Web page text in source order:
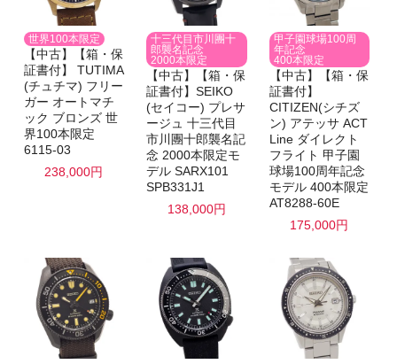
世界100本限定
【中古】【箱・保
証書付】 TUTIMA
(チュチマ) フリー
ガー オートマチ
ック ブロンズ 世
界100本限定
6115-03
238,000円
十三代目市川團十
郎襲名記念
2000本限定
【中古】【箱・保
証書付】SEIKO
(セイコー) プレサ
ージュ 十三代目
市川團十郎襲名記
念 2000本限定モ
デル SARX101
SPB331J1
138,000円
甲子園球場100周
年記念
400本限定
【中古】【箱・保
証書付】
CITIZEN(シチズ
ン) アテッサ ACT
Line ダイレクト
フライト 甲子園
球場100周年記念
モデル 400本限定
AT8288-60E
175,000円